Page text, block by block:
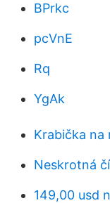
BPrkc
pcVnE
Rq
YgAk
Krabička na
Neskrotná
149,00 usd